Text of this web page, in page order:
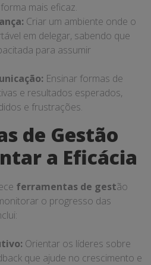
mais eficaz.
Criar um ambiente onde o
em delegar, sabendo que
para assumir
Ensinar formas de
e resultados esperados,
e frustrações.
de Gestão
a Eficácia
ferramentas de gestão
o progresso das
Orientar os líderes sobre
que ajude no crescimento e